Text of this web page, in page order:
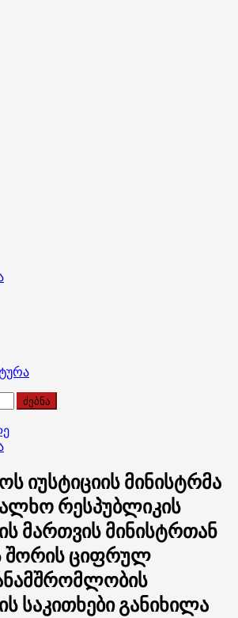
იუსტიციის მინისტრმა
რესპუბლიკის
მართვის მინისტრთან
შორის ციფრულ
საკითხები განიხილა